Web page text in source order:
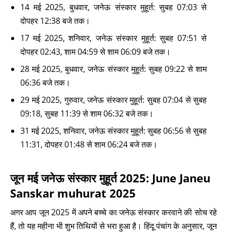
14 मई 2025, बुधवार, जनेऊ संस्कार मुहूर्त: सुबह 07:03 से
दोपहर 12:38 बजे तक।
17 मई 2025, शनिवार, जनेऊ संस्कार मुहूर्त: सुबह 07:51 से
दोपहर 02:43, शाम 04:59 से शाम 06:09 बजे तक।
28 मई 2025, बुधवार, जनेऊ संस्कार मुहूर्त: सुबह 09:22 से शाम
06:36 बजे तक।
29 मई 2025, गुरुवार, जनेऊ संस्कार मुहूर्त: सुबह 07:04 से सुबह
09:18, सुबह 11:39 से शाम 06:32 बजे तक।
31 मई 2025, शनिवार, जनेऊ संस्कार मुहूर्त: सुबह 06:56 से सुबह
11:31, दोपहर 01:48 से शाम 06:24 बजे तक।
जून मई जनेऊ संस्कार मुहूर्त 2025: June Janeu
Sanskar muhurat 2025
अगर आप जून 2025 में अपने बच्चे का जनेऊ संस्कार करवाने की सोच रहे
हैं, तो यह महीना भी शुभ तिथियों से भरा हुआ है। हिंदू पंचांग के अनुसार, जून